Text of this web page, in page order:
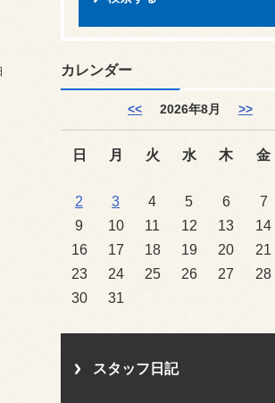
カレンダー
<< 2026年8月 >>
日 月 火 水 木 金
2
3 4 5 6 7
9
10 11 12 13 14
16
17 18 19 20 21
23
24 25 26 27 28
30
31
スタッフ日記